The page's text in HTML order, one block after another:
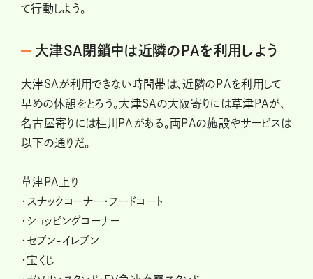
て行動しよう。
大津SA閉鎖中は近隣のPAを利用しよう
大津SAが利用できない時間帯は、近隣のPAを利用して
早めの休憩をとろう。大津SAの大阪寄りには草津PAが、
名古屋寄りには桂川PAがある。両PAの施設やサービスは
以下の通りだ。
草津PA上り
・スナックコーナー・フードコート
・ショッピングコーナー
・セブン-イレブン
・宝くじ